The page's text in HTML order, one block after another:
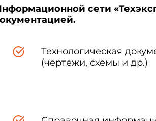
сети
Технологическая
(чертежи, схемы и др.)